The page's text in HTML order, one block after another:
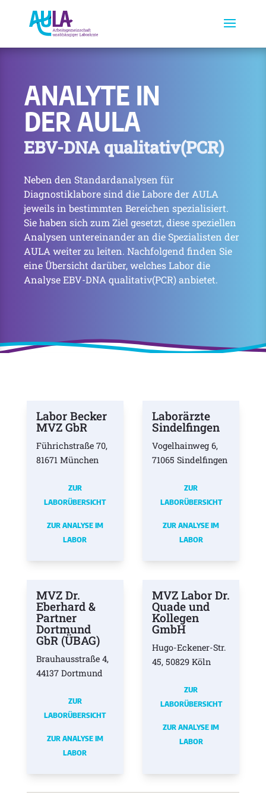
ANALYTE IN
DER AULA
EBV-DNA qualitativ(PCR)
Neben den Standardanalysen für
Diagnostiklabore sind die Labore der AULA
jeweils in bestimmten Bereichen spezialisiert.
Sie haben sich zum Ziel gesetzt, diese speziellen
Analysen untereinander an die Spezialisten der
AULA weiter zu leiten. Nachfolgend finden Sie
eine Übersicht darüber, welches Labor die
Analyse EBV-DNA qualitativ(PCR) anbietet.
Labor Becker
MVZ GbR
Führichstraße 70,
81671 München
ZUR
LABORÜBERSICHT
ZUR ANALYSE IM
LABOR
Laborärzte
Sindelfingen
Vogelhainweg 6,
71065 Sindelfingen
ZUR
LABORÜBERSICHT
ZUR ANALYSE IM
LABOR
MVZ Dr.
Eberhard &
Partner
Dortmund
GbR (ÜBAG)
Brauhausstraße 4,
44137 Dortmund
ZUR
LABORÜBERSICHT
ZUR ANALYSE IM
LABOR
MVZ Labor Dr.
Quade und
Kollegen
GmbH
Hugo-Eckener-Str.
45, 50829 Köln
ZUR
LABORÜBERSICHT
ZUR ANALYSE IM
LABOR